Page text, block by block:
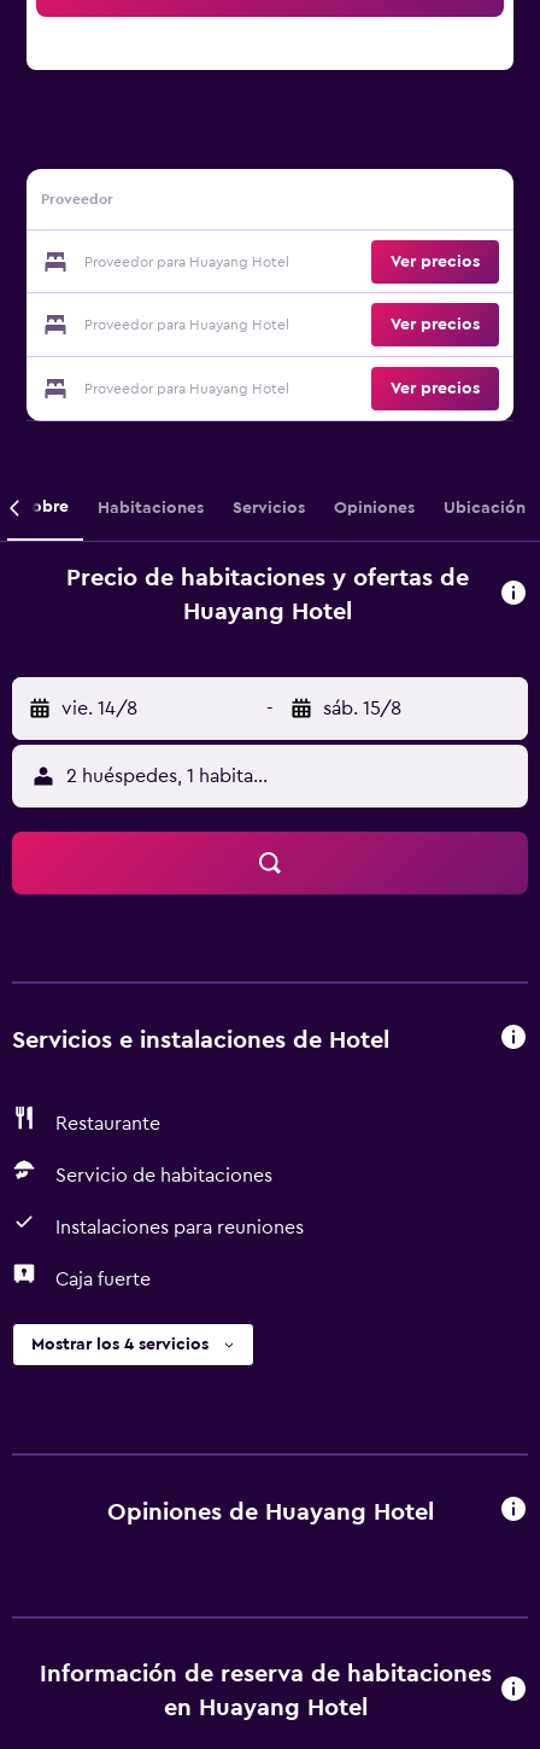
Proveedor
Proveedor para Huayang Hotel Ver precios
Proveedor para Huayang Hotel Ver precios
Proveedor para Huayang Hotel Ver precios
Sobre Habitaciones Servicios Opiniones Ubicación
Precio de habitaciones y ofertas de
Huayang Hotel
vie. 14/8 - sáb. 15/8
2 huéspedes, 1 habitación
Servicios e instalaciones de Hotel
Restaurante
Servicio de habitaciones
Instalaciones para reuniones
Caja fuerte
Mostrar los 4 servicios
Opiniones de Huayang Hotel
Información de reserva de habitaciones
en Huayang Hotel